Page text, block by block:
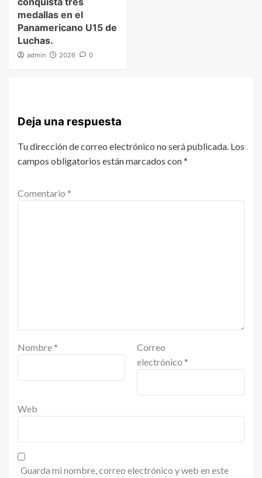
medallas en el
Panamericano U15 de
Luchas.
admin 2026 0
Deja una respuesta
Tu dirección de correo electrónico no será publicada. Los
campos obligatorios están marcados con*
Comentario *
Nombre *
Correo
electrónico *
Web
Guarda mi nombre, correo electrónico y web en este